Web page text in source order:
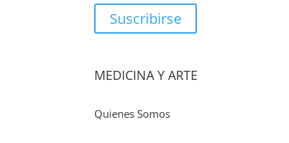
Suscribirse
MEDICINA Y ARTE
Quienes Somos